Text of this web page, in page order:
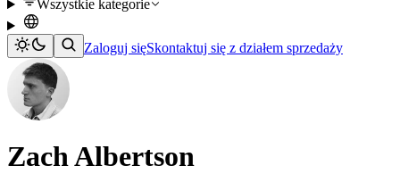
Wszystkie kategorie
Zaloguj sięSkontaktuj się z działem sprzedaży
Zach Albertson